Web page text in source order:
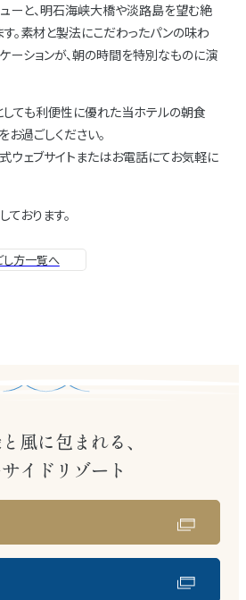
ーと、明石海峡大橋や淡路島を望む絶
。素材と製法にこだわったパンの味わ
ーションが、朝の時間を特別なものに演
ても利便性に優れた当ホテルの朝食
過ごしください。
ウェブサイトまたはお電話にてお気軽に
おります。
し方一覧へ
風に包まれる、
イドリゾート